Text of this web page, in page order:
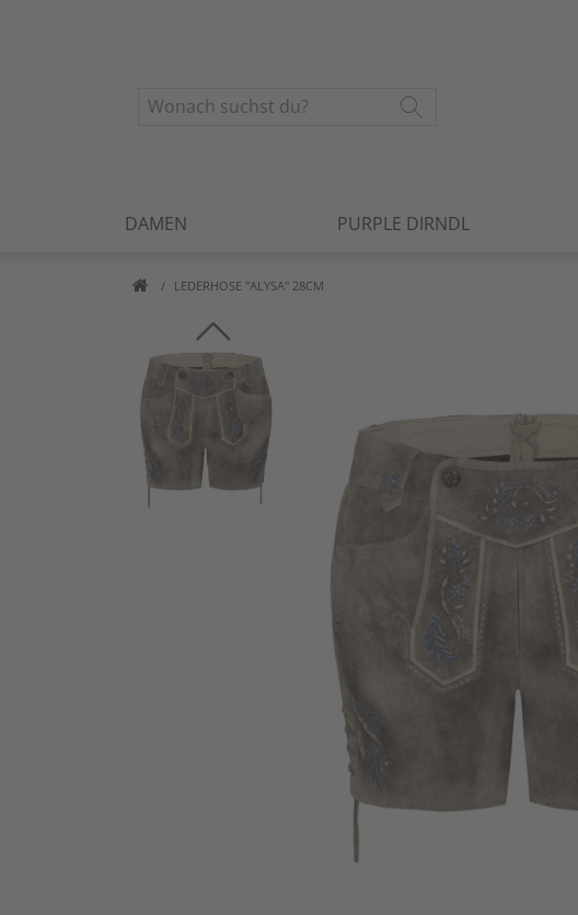
DAMEN PURPLE DIRNDL
LEDERHOSE "ALYSA" 28CM
Artikelbilder überspringen